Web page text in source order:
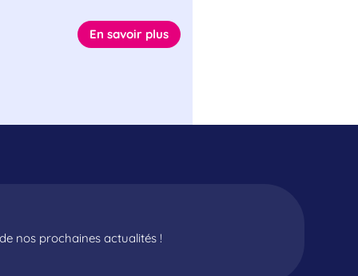
En savoir plus
nos prochaines actualités !